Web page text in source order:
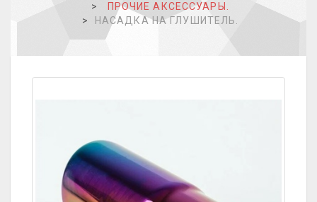
ПРОЧИЕ АКСЕССУАРЫ.
НАСАДКА НА ГЛУШИТЕЛЬ.